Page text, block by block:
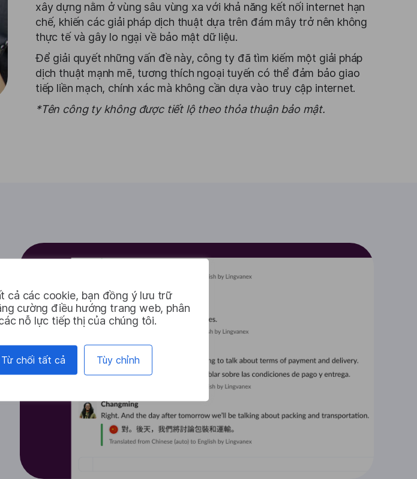
cả các cookie, bạn đồng ý lưu trữ
cường điều hướng trang web, phân
nỗ lực tiếp thị của chúng tôi.
Từ chối tất cả Tùy chỉnh
xây dựng nằm ở vùng sâu vùng xa với khả năng kết nối internet hạn
chế, khiến các giải pháp dịch thuật dựa trên đám mây trở nên không
thực tế và gây lo ngại về bảo mật dữ liệu.
Để giải quyết những vấn đề này, công ty đã tìm kiếm một giải pháp
dịch thuật mạnh mẽ, tương thích ngoại tuyến có thể đảm bảo giao
tiếp liền mạch, chính xác mà không cần dựa vào truy cập internet.
*Tên công ty không được tiết lộ theo thỏa thuận bảo mật.